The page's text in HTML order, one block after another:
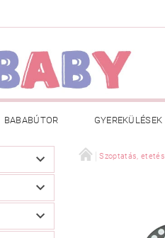
BABABÚTOR GYEREKÜLÉSEK
AKCIÓS TERMÉKEINK
RÓLUNK
Szoptatás, etetés